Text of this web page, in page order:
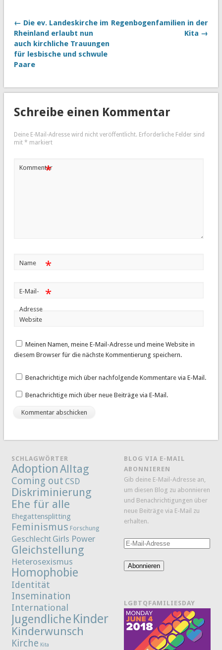
← Die ev. Landeskirche im
Rheinland erlaubt nun
auch kirchliche Trauungen
für lesbische und schwule
Paare
Regenbogenfamilien in der
Kita →
Schreibe einen Kommentar
Deine E-Mail-Adresse wird nicht veröffentlicht. Erforderliche Felder sind
mit * markiert
Kommentar
*
Name *
E-Mail-
Adresse
*
Website
Meinen Namen, meine E-Mail-Adresse und meine Website in
diesem Browser für die nächste Kommentierung speichern.
Benachrichtige mich über nachfolgende Kommentare via E-Mail.
Benachrichtige mich über neue Beiträge via E-Mail.
SCHLAGWÖRTER
AdoptionAlltag
Coming out CSD
Diskriminierung
Ehe für alle
Ehegattensplitting
Feminismus Forschung
Geschlecht Girls Power
Gleichstellung
Heterosexismus
Homophobie
Identität
Insemination
International
Jugendliche Kinder
Kinderwunsch
Kirche Kita
BLOG VIA E-MAIL
ABONNIEREN
Gib deine E-Mail-Adresse an,
um diesen Blog zu abonnieren
und Benachrichtigungen über
neue Beiträge via E-Mail zu
erhalten.
E-
Adresse
Abonnieren
LGBTQFAMILIESDAY